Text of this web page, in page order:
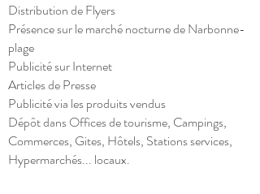
Distribution de Flyers
Présence sur le marché nocturne de Narbonne-
plage
Publicité sur Internet
Articles de Presse
Publicité via les produits vendus
Dépôt dans Offices de tourisme, Campings,
Commerces, Gites, Hôtels, Stations services,
Hypermarchés... locaux.